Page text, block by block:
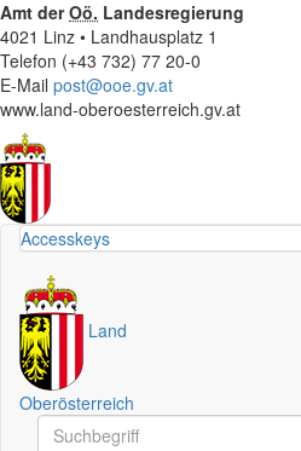
Amt derOö. Landesregierung
4021 Linz • Landhausplatz 1
Telefon (+43 732) 77 20-0
E-Mail post@ooe.gv.at
www.land-oberoesterreich.gv.at
Accesskeys
Land
Oberösterreich
Schnellsuche
Schnellsuche